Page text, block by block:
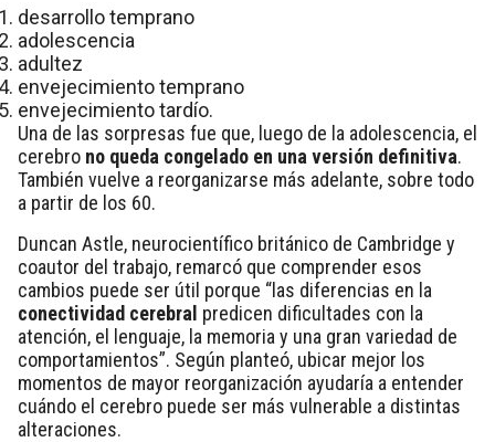
desarrollo temprano
adolescencia
adultez
envejecimiento temprano
envejecimiento tardío.
Una de las sorpresas fue que, luego de la adolescencia, el
cerebro no queda congelado en una versión definitiva.
También vuelve a reorganizarse más adelante, sobre todo
a partir de los 60.
Duncan Astle, neurocientífico británico de Cambridge y
coautor del trabajo, remarcó que comprender esos
cambios puede ser útil porque “las diferencias en la
conectividad cerebral predicen dificultades con la
atención, el lenguaje, la memoria y una gran variedad de
comportamientos”. Según planteó, ubicar mejor los
momentos de mayor reorganización ayudaría a entender
cuándo el cerebro puede ser más vulnerable a distintas
alteraciones.